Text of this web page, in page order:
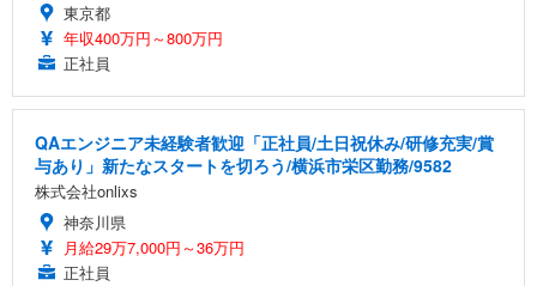
東京都
年収400万円～800万円
正社員
QAエンジニア未経験者歓迎「正社員/土日祝休み/研修充実/賞
与あり」新たなスタートを切ろう/横浜市栄区勤務/9582
株式会社onlixs
神奈川県
月給29万7,000円～36万円
正社員